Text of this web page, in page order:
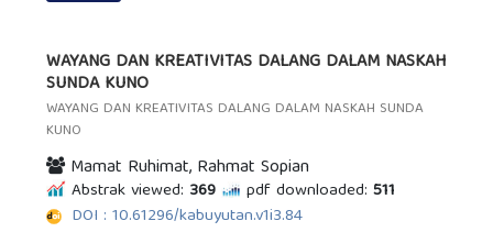
WAYANG DAN KREATIVITAS DALANG DALAM NASKAH
SUNDA KUNO
WAYANG DAN KREATIVITAS DALANG DALAM NASKAH SUNDA
KUNO
Mamat Ruhimat, Rahmat Sopian
Abstrak viewed: 369 pdf downloaded: 511
DOI : 10.61296/kabuyutan.v1i3.84